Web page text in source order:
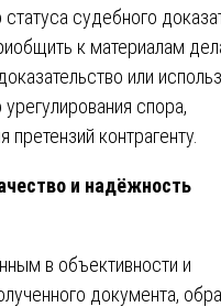
статуса судебного
к материалам
или
спора,
претензий контрагенту.
и надёжность
в объективности и
документа,